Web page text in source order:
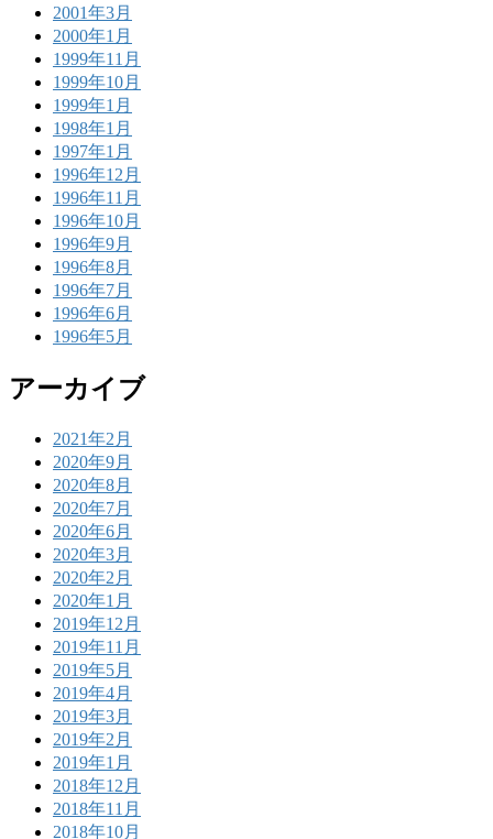
2001年3月
2000年1月
1999年11月
1999年10月
1999年1月
1998年1月
1997年1月
1996年12月
1996年11月
1996年10月
1996年9月
1996年8月
1996年7月
1996年6月
1996年5月
アーカイブ
2021年2月
2020年9月
2020年8月
2020年7月
2020年6月
2020年3月
2020年2月
2020年1月
2019年12月
2019年11月
2019年5月
2019年4月
2019年3月
2019年2月
2019年1月
2018年12月
2018年11月
2018年10月